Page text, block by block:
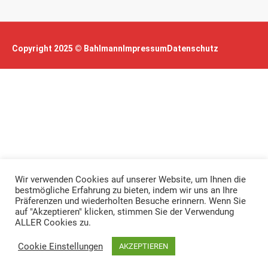
Copyright 2025 © Bahlmann Impressum Datenschutz
Wir verwenden Cookies auf unserer Website, um Ihnen die
bestmögliche Erfahrung zu bieten, indem wir uns an Ihre
Präferenzen und wiederholten Besuche erinnern. Wenn Sie
auf "Akzeptieren" klicken, stimmen Sie der Verwendung
ALLER Cookies zu.
Cookie Einstellungen AKZEPTIEREN